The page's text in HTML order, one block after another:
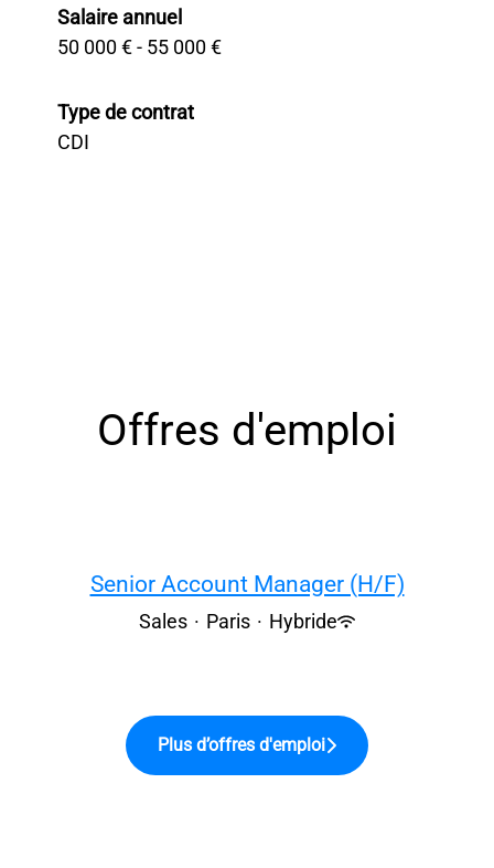
Salaire annuel
50 000 € - 55 000 €
Type de contrat
CDI
Offres d'emploi
Senior Account Manager (H/F)
Sales · Paris · Hybride
Plus d’offres d'emploi